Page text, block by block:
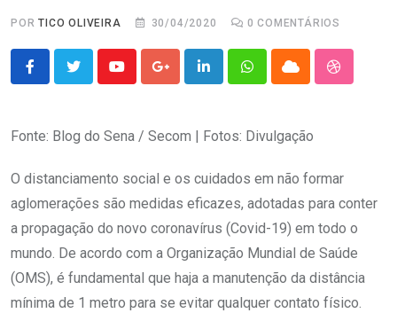
PORTICO OLIVEIRA 30/04/2020 0 COMENTÁRIOS
YoutubeGoogle+LinkedInWhatsappCloud
Fonte: Blog do Sena / Secom | Fotos: Divulgação
O distanciamento social e os cuidados em não formar
aglomerações são medidas eficazes, adotadas para conter
a propagação do novo coronavírus (Covid-19) em todo o
mundo. De acordo com a Organização Mundial de Saúde
(OMS), é fundamental que haja a manutenção da distância
mínima de 1 metro para se evitar qualquer contato físico.